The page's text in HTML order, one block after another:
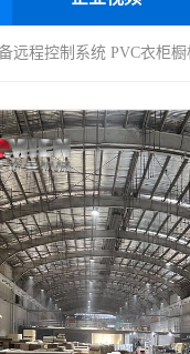
远程控制系统 PVC衣柜